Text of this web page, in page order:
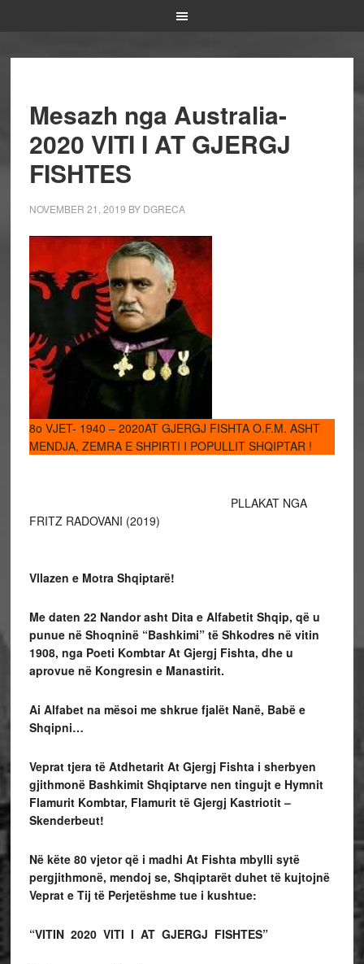
Mesazh nga Australia-
2020 VITI I AT GJERGJ
FISHTES
NOVEMBER 21, 2019 BY DGRECA
8o VJET- 1940 – 2020AT GJERGJ FISHTA O.F.M. ASHT
MENDJA, ZEMRA E SHPIRTI I POPULLIT SHQIPTAR !
PLLAKAT NGA
FRITZ RADOVANI (2019)
Vllazen e Motra Shqiptarë!
Me daten 22 Nandor asht Dita e Alfabetit Shqip, që u
punue në Shoqninë “Bashkimi” të Shkodres në vitin
1908, nga Poeti Kombtar At Gjergj Fishta, dhe u
aprovue në Kongresin e Manastirit.
Ai Alfabet na mësoi me shkrue fjalët Nanë, Babë e
Shqipni…
Veprat tjera të Atdhetarit At Gjergj Fishta i sherbyen
gjithmonë Bashkimit Shqiptarve nen tingujt e Hymnit
Flamurit Kombtar, Flamurit të Gjergj Kastriotit –
Skenderbeut!
Në këte 80 vjetor që i madhi At Fishta mbylli sytë
pergjithmonë, mendoj se, Shqiptarët duhet të kujtojnë
Veprat e Tij të Perjetëshme tue i kushtue:
“VITIN 2020 VITI I AT GJERGJ FISHTES”